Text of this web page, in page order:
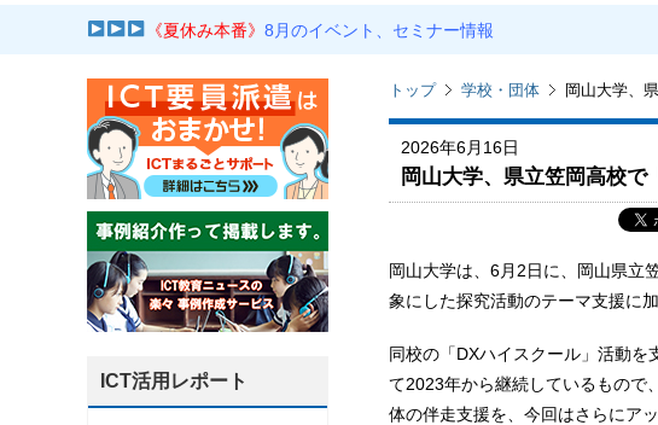
《夏休み本番》8月のイベント、セミナー情報
トップ 学校・団体 岡山大学、
2026年6月16日
岡山大学、県立笠岡高校
岡山大学は、6月2日に、岡山県立
象にした探究活動のテーマ支援に
同校の「DXハイスクール」活動を
て2023年から継続しているもので
体の伴走支援を、今回はさらにア
ICT活用レポート